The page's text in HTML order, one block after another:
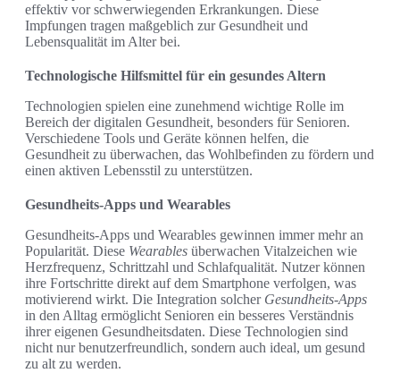
effektiv vor schwerwiegenden Erkrankungen. Diese
Impfungen tragen maßgeblich zur Gesundheit und
Lebensqualität im Alter bei.
Technologische Hilfsmittel für ein gesundes Altern
Technologien spielen eine zunehmend wichtige Rolle im
Bereich der digitalen Gesundheit, besonders für Senioren.
Verschiedene Tools und Geräte können helfen, die
Gesundheit zu überwachen, das Wohlbefinden zu fördern und
einen aktiven Lebensstil zu unterstützen.
Gesundheits-Apps und Wearables
Gesundheits-Apps und Wearables gewinnen immer mehr an
Popularität. Diese Wearables überwachen Vitalzeichen wie
Herzfrequenz, Schrittzahl und Schlafqualität. Nutzer können
ihre Fortschritte direkt auf dem Smartphone verfolgen, was
motivierend wirkt. Die Integration solcher Gesundheits-Apps
in den Alltag ermöglicht Senioren ein besseres Verständnis
ihrer eigenen Gesundheitsdaten. Diese Technologien sind
nicht nur benutzerfreundlich, sondern auch ideal, um gesund
zu alt zu werden.